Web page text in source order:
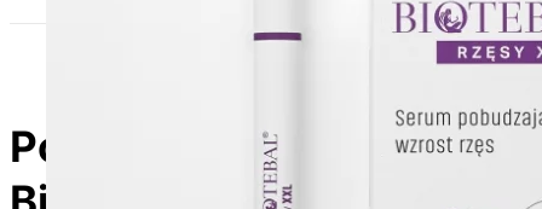
Poznaj produkty z linii